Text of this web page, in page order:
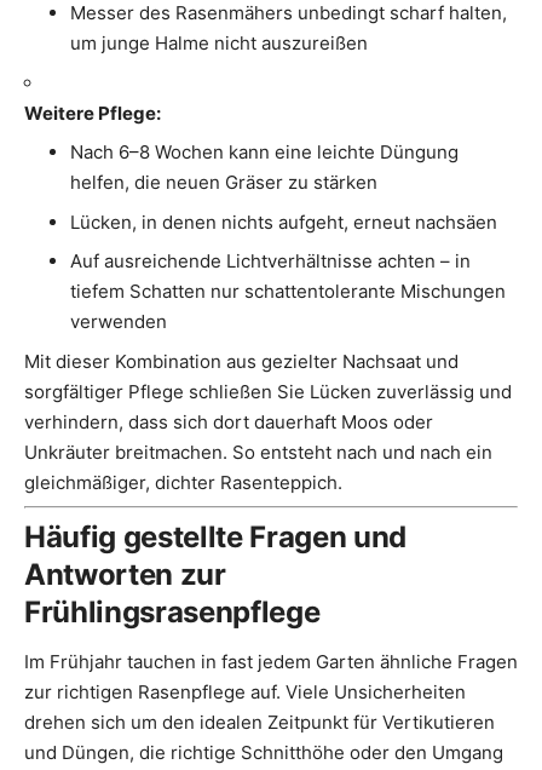
Messer des Rasenmähers unbedingt scharf halten,
um junge Halme nicht auszureißen
Weitere Pflege:
Nach 6–8 Wochen kann eine leichte Düngung
helfen, die neuen Gräser zu stärken
Lücken, in denen nichts aufgeht, erneut nachsäen
Auf ausreichende Lichtverhältnisse achten – in
tiefem Schatten nur schattentolerante Mischungen
verwenden
Mit dieser Kombination aus gezielter Nachsaat und
sorgfältiger Pflege schließen Sie Lücken zuverlässig und
verhindern, dass sich dort dauerhaft Moos oder
Unkräuter breitmachen. So entsteht nach und nach ein
gleichmäßiger, dichter Rasenteppich.
Häufig gestellte Fragen und
Antworten zur
Frühlingsrasenpflege
Im Frühjahr tauchen in fast jedem Garten ähnliche Fragen
zur richtigen Rasenpflege auf. Viele Unsicherheiten
drehen sich um den idealen Zeitpunkt für Vertikutieren
und Düngen, die richtige Schnitthöhe oder den Umgang